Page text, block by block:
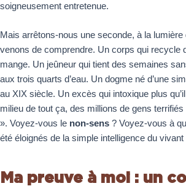
soigneusement entretenue.
Mais arrêtons-nous une seconde, à la lumière
venons de comprendre. Un corps qui recycle
mange. Un jeûneur qui tient des semaines
aux trois quarts d’eau. Un dogme né d’une
au XIX siècle. Un excès qui intoxique plus
milieu de tout ça, des millions de gens terrifiés
». Voyez-vous le non-sens ? Voyez-vous à
été éloignés de la simple intelligence du vivant
Ma preuve à moi : un